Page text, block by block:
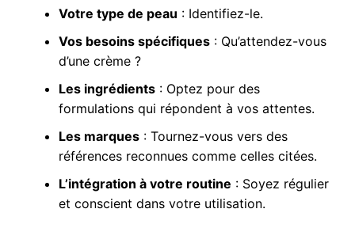
Votre type de peau : Identifiez-le.
Vos besoins spécifiques: Qu’attendez-vous
d’une crème ?
Les ingrédients: Optez pour des
formulations qui répondent à vos attentes.
Les marques: Tournez-vous vers des
références reconnues comme celles citées.
L’intégration à votre routine : Soyez régulier
et conscient dans votre utilisation.